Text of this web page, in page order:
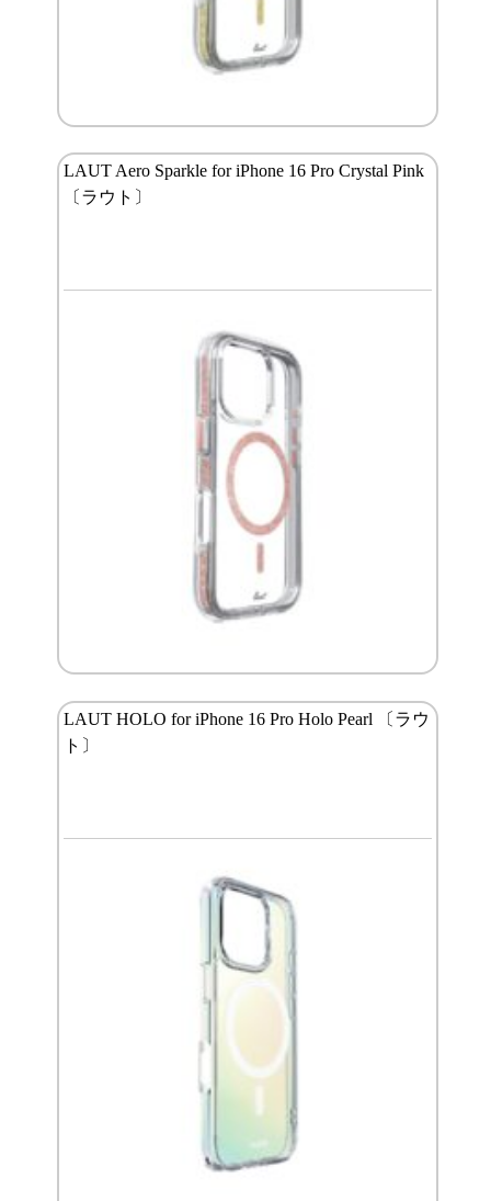
LAUT Aero Sparkle for iPhone 16 Pro Crystal Pink
〔ラウト〕
LAUT HOLO for iPhone 16 Pro Holo Pearl 〔ラウ
ト〕